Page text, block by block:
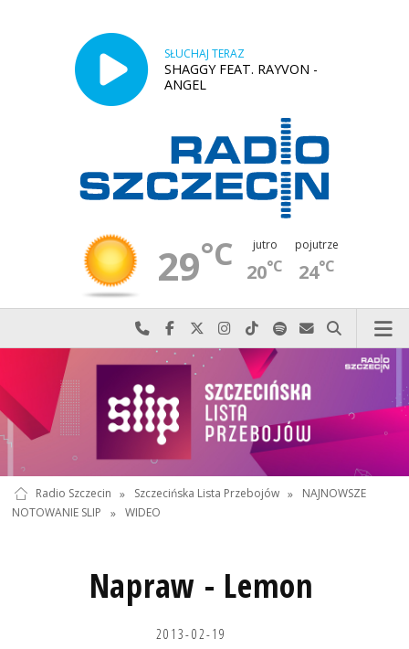
SŁUCHAJ TERAZ
SHAGGY FEAT. RAYVON -
ANGEL
29°C jutro
20°C
pojutrze
24°C
Najlepiej po prostu do nas zadzwoń
Odwiedź nas na Facebook-u
Odwiedź nas na X
Odwiedź nas na Instagram-ie
Odwiedź nas na TikTok-u
Szukaj nas na Spotify
Wyślij do nas
Szukaj
Radio Szczecin » Szczecińska Lista Przebojów »
NAJNOWSZE
NOTOWANIE SLIP
» WIDEO
Napraw - Lemon
2013-02-19